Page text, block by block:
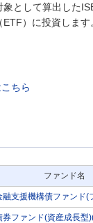
象として算出した
（ETF）に投資しま
ちら
ファンド名
支援機構債ファンド(
ファンド(資産成長型